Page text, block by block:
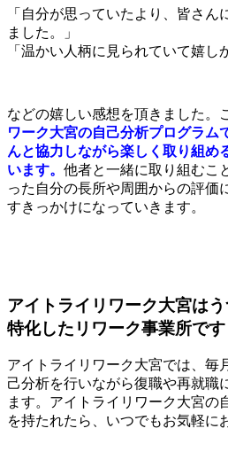
「自分が思っていたより、皆さん
ました。」
「 温かい人柄に見られていて嬉し
などの嬉しい感想を頂きました。
ワーク大宮の自己分析プログラム
んと協力しながら楽しく取り組め
います。 他者と一緒に取り組むこ
った自分の長所や周囲からの評価
すきっかけになっていきます。
アイトライリワーク大宮は
特化したリワーク事業所です
アイトライリワーク大宮では、毎
己分析を行いながら復職や再就職
ます。アイトライリワーク大宮の
を持たれたら、いつでもお気軽に